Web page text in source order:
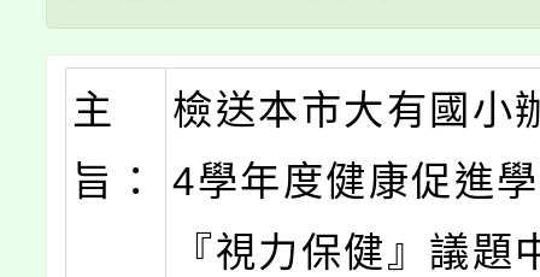
主
旨：
檢送本市大有國小
4學年度健康促進
『視力保健』議題